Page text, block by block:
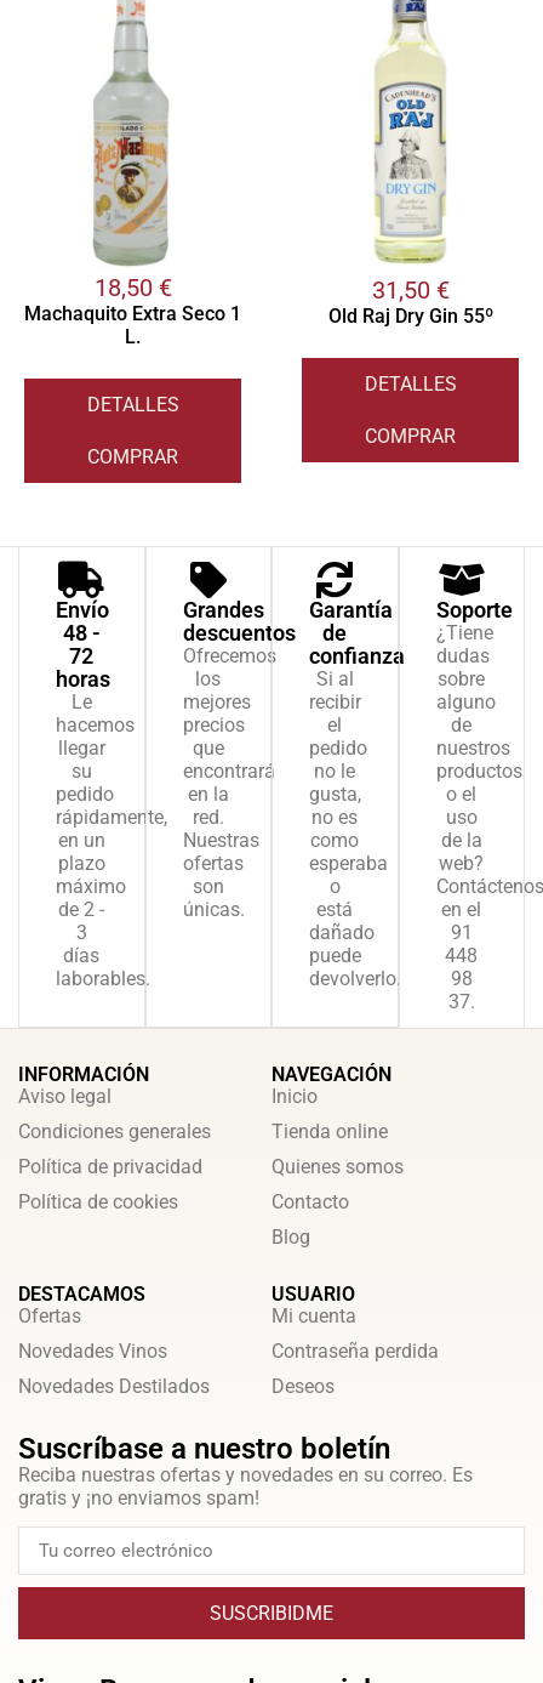
18,50 €
Machaquito Extra Seco 1
L.
DETALLES
COMPRAR
31,50 €
Old Raj Dry Gin 55º
DETALLES
COMPRAR
Envío
48 -
72
horas
Le
hacemos
llegar
su
pedido
rápidamente,
en un
plazo
máximo
de 2 -
3
días
laborables.
Grandes
descuentos
Ofrecemos
los
mejores
precios
que
encontrará
en la
red.
Nuestras
ofertas
son
únicas.
Garantía
de
confianza
Si al
recibir
el
pedido
no le
gusta,
no es
como
esperaba
o
está
dañado
puede
devolverlo.
Soporte
¿Tiene
dudas
sobre
alguno
de
nuestros
productos
o el
uso
de la
web?
Contáctenos
en el
91
448
98
37.
INFORMACIÓN
Aviso legal
Condiciones generales
Política de privacidad
Política de cookies
NAVEGACIÓN
Inicio
Tienda online
Quienes somos
Contacto
Blog
DESTACAMOS
Ofertas
Novedades Vinos
Novedades Destilados
USUARIO
Mi cuenta
Contraseña perdida
Deseos
Suscríbase a nuestro boletín
Reciba nuestras ofertas y novedades en su correo. Es
gratis y ¡no enviamos spam!
SUSCRIBIDME